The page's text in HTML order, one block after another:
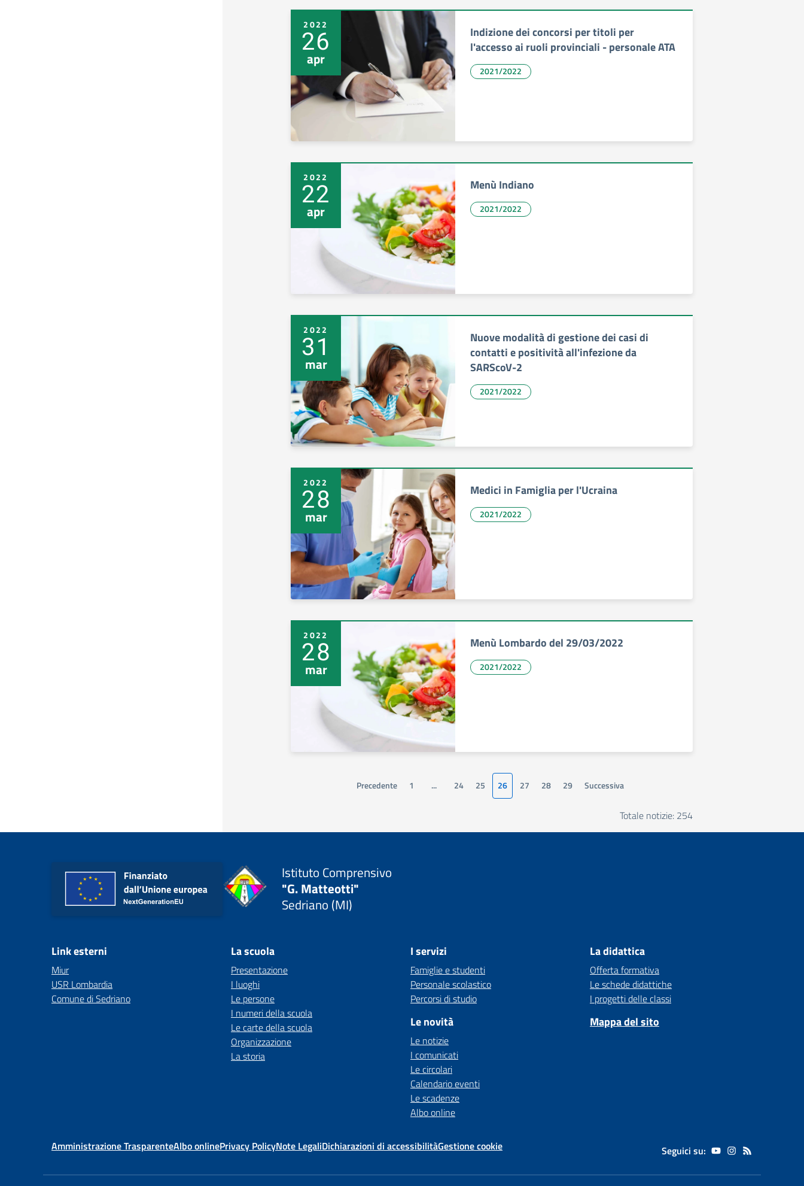
2022
26
apr
Indizione dei concorsi per titoli per
l'accesso ai ruoli provinciali - personale ATA
2021/2022
2022
22
apr
Menù Indiano
2021/2022
2022
31
mar
Nuove modalità di gestione dei casi di
contatti e positività all'infezione da
SARScoV-2
2021/2022
2022
28
mar
Medici in Famiglia per l'Ucraina
2021/2022
2022
28
mar
Menù Lombardo del 29/03/2022
2021/2022
Precedente 1 ... 24 25 26 27 28 29 Successiva
Totale notizie: 254
Istituto Comprensivo
"G. Matteotti"
Sedriano (MI)
Link esterni
Miur
USR Lombardia
Comune di Sedriano
La scuola
Presentazione
I luoghi
Le persone
I numeri della scuola
Le carte della scuola
Organizzazione
La storia
I servizi
Famiglie e studenti
Personale scolastico
Percorsi di studio
Le novità
Le notizie
I comunicati
Le circolari
Calendario eventi
Le scadenze
Albo online
La didattica
Offerta formativa
Le schede didattiche
I progetti delle classi
Mappa del sito
Amministrazione TrasparenteAlbo onlinePrivacy PolicyNote LegaliDichiarazioni di accessibilitàGestione cookie Seguici su: